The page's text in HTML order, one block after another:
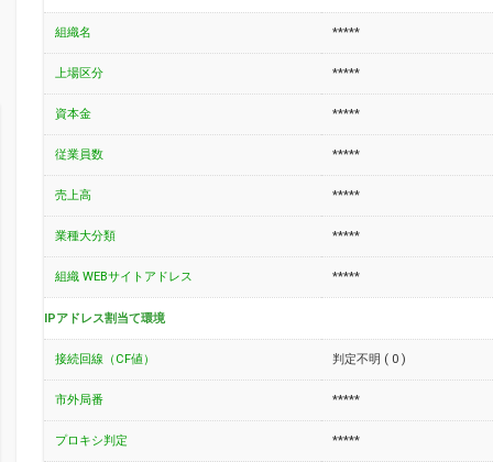
組織名 *****
上場区分 *****
資本金 *****
従業員数 *****
売上高 *****
業種大分類 *****
組織 WEBサイトアドレス *****
IPアドレス割当て環境
接続回線（CF値） 判定不明 ( 0 )
市外局番 *****
プロキシ判定 *****